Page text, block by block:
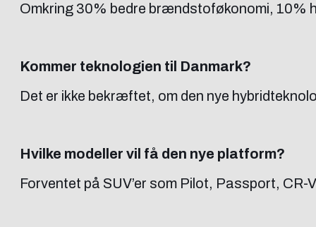
Omkring 30% bedre brændstoføkonomi, 10%
Kommer teknologien til Danmark?
Det er ikke bekræftet, om den nye
Hvilke modeller vil få den nye platform?
Forventet på SUV’er som Pilot, Passport,